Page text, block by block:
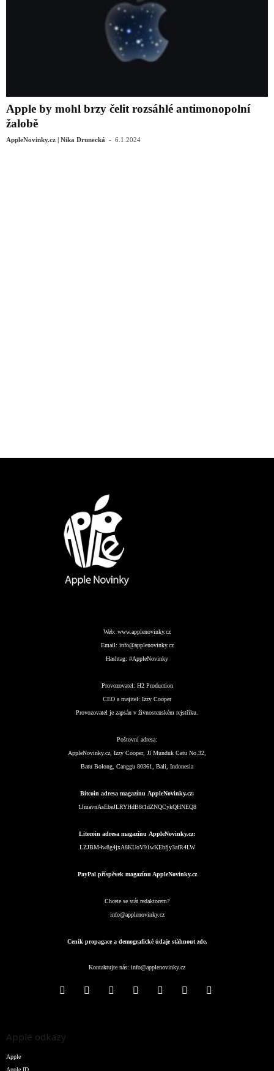
Apple by mohl brzy čelit rozsáhlé antimonopolní
žalobě
AppleNovinky.cz | Nika Drunecká - 6.1.2024
Web: www.applenovinky.cz
Email: info@applenovinky.cz
Hashtag: #AppleNovinky
Provozovatel: H2 Production
CEO a majitel: Izzy Cooper
Provozovatel je zapsán v živnostenském rejstříku.
Poštovní adresa:
AppleNovinky.cz, Izzy Cooper, Jl Munduk Catu No.32,
Batu Bolong, Canggu 80361, Bali, Indonesia
Bitcoin adresa magazínu AppleNovinky.cz:
1JmavnAsEbeJLRYHdB8t1dZNQCykQHNEQ8
Litecoin adresa magazínu AppleNovinky.cz:
LZJBM4w8g4jxA8KUoV91wKEbfjy3afR4LW
PayPal příspěvek magazínu AppleNovinky.cz
Chcete se stát redaktorem?
info@applenovinky.cz
Ceník propagace a demografické údaje stáhnout zde.
Kontaktujte nás: info@applenovinky.cz
Apple odkazy
Apple
Apple ID